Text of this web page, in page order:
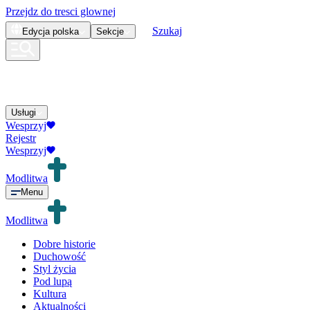
Przejdz do tresci glownej
Edycja polska Sekcje Szukaj
Usługi
Wesprzyj
Rejestr
Wesprzyj
Modlitwa
Menu
Modlitwa
Dobre historie
Duchowość
Styl życia
Pod lupą
Kultura
Aktualności